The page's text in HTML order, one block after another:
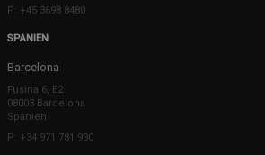
P: +45 3698 8480
SPANIEN
Barcelona
Fusina 6, E2
08003 Barcelona
Spanien
P: +34 971 781 990